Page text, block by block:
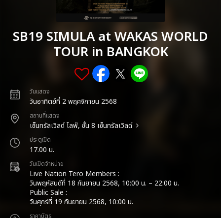
SB19 SIMULA at WAKAS WORLD
TOUR in BANGKOK
วันแสดง
วันอาทิตย์ที่ 2 พฤศจิกายน 2568
สถานที่แสดง
เซ็นทรัลเวิลด์ ไลฟ์, ชั้น 8 เซ็นทรัลเวิลด์
ประตูเปิด
17.00 น.
วันเปิดจำหน่าย
Live Nation Tero Members :
วันพฤหัสบดีที่ 18 กันยายน 2568, 10:00 น. – 22:00 น.
Public Sale :
วันศุกร์ที่ 19 กันยายน 2568, 10:00 น.
ราคาบัตร